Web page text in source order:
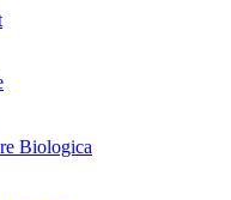
Biologica